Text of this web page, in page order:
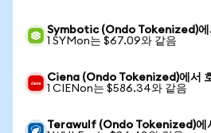
Symbotic (Ondo Tokenized)에
1 SYMon는 $67.09와 같음
Ciena (Ondo Tokenized)에서
1 CIENon는 $586.34와 같음
Terawulf (Ondo Tokenized)에